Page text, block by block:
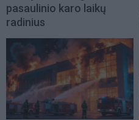
pasaulinio karo laikų
radinius